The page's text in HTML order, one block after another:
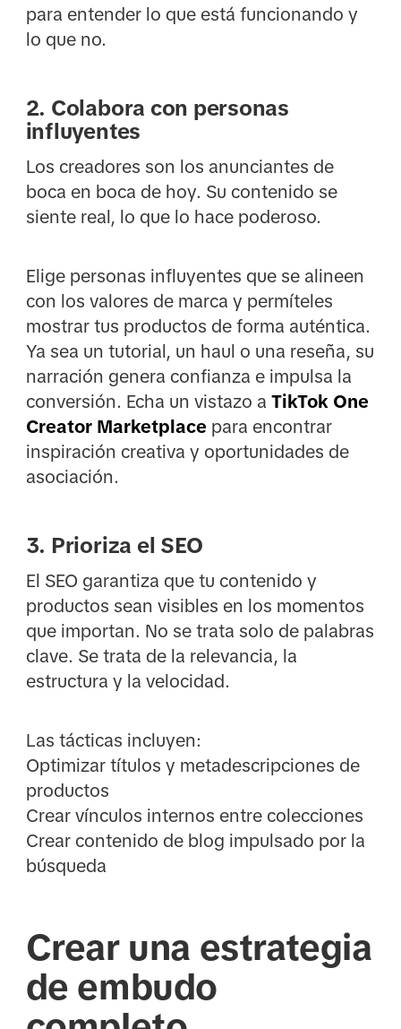
para entender lo que está funcionando y
lo que no.
2. Colabora con personas
influyentes
Los creadores son los anunciantes de
boca en boca de hoy. Su contenido se
siente real, lo que lo hace poderoso.
Elige personas influyentes que se alineen
con los valores de marca y permíteles
mostrar tus productos de forma auténtica.
Ya sea un tutorial, un haul o una reseña, su
narración genera confianza e impulsa la
conversión. Echa un vistazo a TikTok One
Creator Marketplace para encontrar
inspiración creativa y oportunidades de
asociación.
3. Prioriza el SEO
El SEO garantiza que tu contenido y
productos sean visibles en los momentos
que importan. No se trata solo de palabras
clave. Se trata de la relevancia, la
estructura y la velocidad.
Las tácticas incluyen:
Optimizar títulos y metadescripciones de
productos
Crear vínculos internos entre colecciones
Crear contenido de blog impulsado por la
búsqueda
Crear una estrategia
de embudo